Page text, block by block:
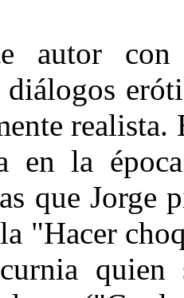
autor
diálogos
realista.
en la
que Jorge
"Hacer